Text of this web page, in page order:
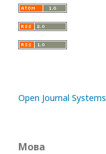
Open Journal Systems
Мова